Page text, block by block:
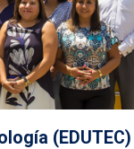
(EDUTEC)